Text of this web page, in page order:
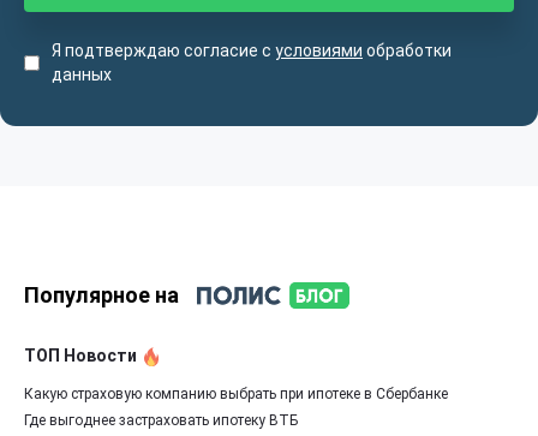
Я подтверждаю согласие с условиями обработки
данных
Популярное на
ТОП Новости
Какую страховую компанию выбрать при ипотеке в Сбербанке
Где выгоднее застраховать ипотеку ВТБ